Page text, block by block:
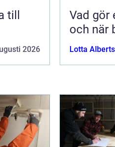
2026
Vad gör
och när
Lotta